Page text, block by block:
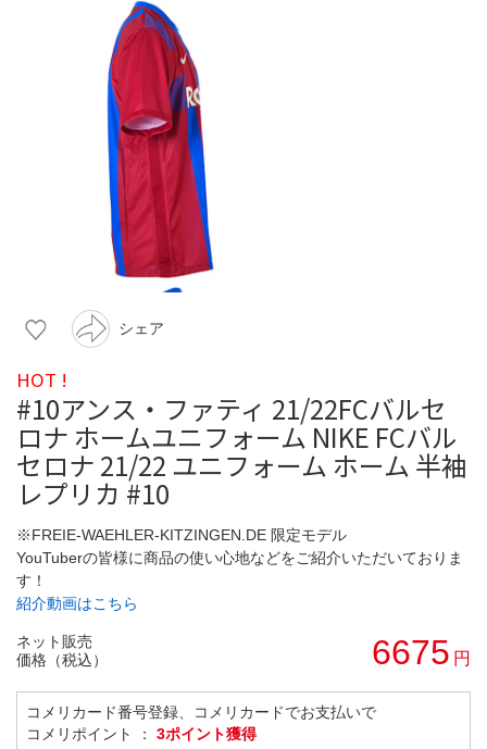
シェア
HOT !
#10アンス・ファティ 21/22FCバルセ
ロナ ホームユニフォーム NIKE FCバル
セロナ 21/22 ユニフォーム ホーム 半袖
レプリカ #10
※FREIE-WAEHLER-KITZINGEN.DE 限定モデル
YouTuberの皆様に商品の使い心地などをご紹介いただいておりま
す！
紹介動画はこちら
ネット販売
価格（税込）
6675 円
コメリカード番号登録、コメリカードでお支払いで
コメリポイント ： 3ポイント獲得